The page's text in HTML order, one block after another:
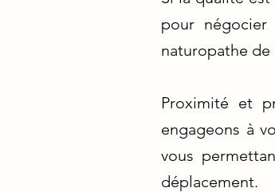
pour
naturopathe
Proximité et
engageons à
vous
déplacement.